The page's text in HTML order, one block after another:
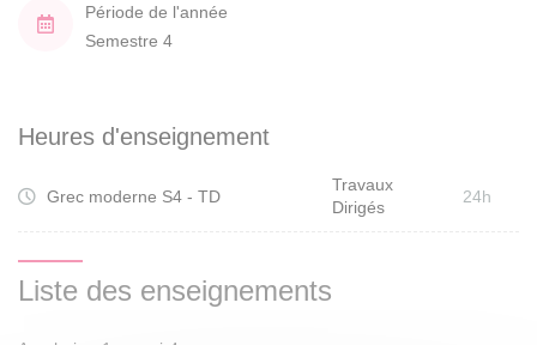
Période de l'année
Semestre 4
Heures d'enseignement
Grec moderne S4 - TD
Travaux
Dirigés
24h
Liste des enseignements